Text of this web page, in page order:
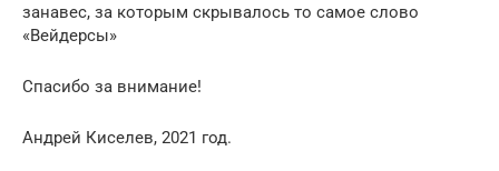
занавес, за которым скрывалось то самое слово
«Вейдерсы»
Спасибо за внимание!
Андрей Киселев, 2021 год.